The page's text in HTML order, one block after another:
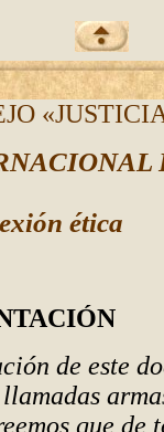
ética
de este
que de